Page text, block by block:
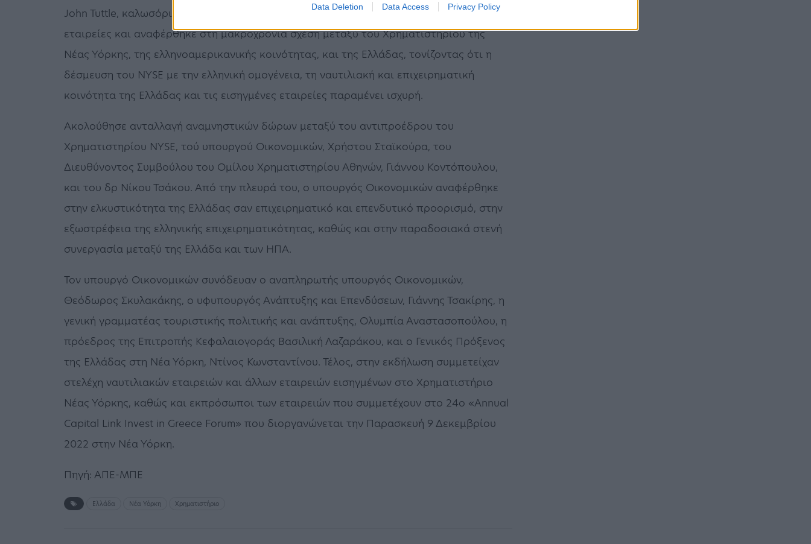
Data Deletion Data Access Privacy Policy
John Tuttle, καλωσόρισε την ελληνική αντιπροσωπεία και τις εισηγμένες στο NYSE
εταιρείες και αναφέρθηκε στη μακροχρόνια σχέση μεταξύ του Χρηματιστηρίου της
Νέας Υόρκης, της ελληνοαμερικανικής κοινότητας, και της Ελλάδας, τονίζοντας ότι η
δέσμευση του NYSE με την ελληνική ομογένεια, τη ναυτιλιακή και επιχειρηματική
κοινότητα της Ελλάδας και τις εισηγμένες εταιρείες παραμένει ισχυρή.
Ακολούθησε ανταλλαγή αναμνηστικών δώρων μεταξύ του αντιπροέδρου του
Χρηματιστηρίου NYSE, τού υπουργού Οικονομικών, Χρήστου Σταϊκούρα, του
Διευθύνοντος Συμβούλου του Ομίλου Χρηματιστηρίου Αθηνών, Γιάννου Κοντόπουλου,
και του δρ Νίκου Τσάκου. Από την πλευρά του, ο υπουργός Οικονομικών αναφέρθηκε
στην ελκυστικότητα της Ελλάδας σαν επιχειρηματικό και επενδυτικό προορισμό, στην
εξωστρέφεια της ελληνικής επιχειρηματικότητας, καθώς και στην παραδοσιακά στενή
συνεργασία μεταξύ της Ελλάδα και των ΗΠΑ.
Τον υπουργό Οικονομικών συνόδευαν ο αναπληρωτής υπουργός Οικονομικών,
Θεόδωρος Σκυλακάκης, ο υφυπουργός Ανάπτυξης και Επενδύσεων, Γιάννης Τσακίρης, η
γενική γραμματέας τουριστικής πολιτικής και ανάπτυξης, Ολυμπία Αναστασοπούλου, η
πρόεδρος της Επιτροπής Κεφαλαιογοράς Βασιλική Λαζαράκου, και ο Γενικός Πρόξενος
της Ελλάδας στη Νέα Υόρκη, Ντίνος Κωνσταντίνου. Τέλος, στην εκδήλωση συμμετείχαν
στελέχη ναυτιλιακών εταιρειών και άλλων εταιρειών εισηγμένων στο Χρηματιστήριο
Νέας Υόρκης, καθώς και εκπρόσωποι των εταιρειών που συμμετέχουν στο 24ο «Annual
Capital Link Invest in Greece Forum» που διοργανώνεται την Παρασκευή 9 Δεκεμβρίου
2022 στην Νέα Υόρκη.
Πηγή: ΑΠΕ-ΜΠΕ
Ελλάδα Νέα Υόρκη Χρηματιστήριο